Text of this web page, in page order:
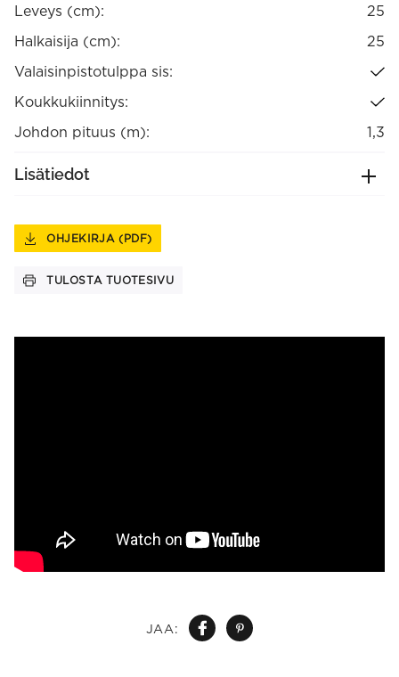
JAA:
Leveys (cm):
25
Halkaisija (cm):
25
Valaisinpistotulppa sis:
Koukkukiinnitys:
Johdon pituus (m):
1,3
Lisätiedot
OHJEKIRJA (PDF)
TULOSTA TUOTESIVU